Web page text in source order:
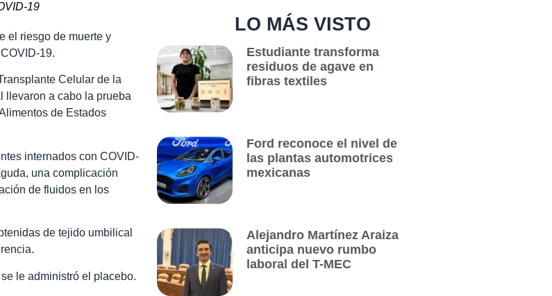
19
el riesgo de muerte y
19.
Celular de la
llevaron a cabo la prueba
de Estados
internados con COVID-
una complicación
de fluidos en los
de tejido umbilical
le administró el placebo.
LO MÁS VISTO
Estudiante transforma
residuos de agave en
fibras textiles
Ford reconoce el nivel de
las plantas automotrices
mexicanas
Alejandro Martínez Araiza
anticipa nuevo rumbo
laboral del T-MEC